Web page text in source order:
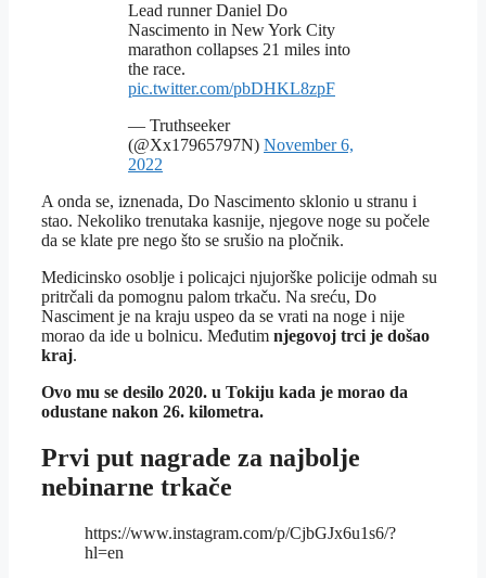
Lead runner Daniel Do
Nascimento in New York City
marathon collapses 21 miles into
the race.
pic.twitter.com/pbDHKL8zpF
— Truthseeker
(@Xx17965797N) November 6,
2022
A onda se, iznenada, Do Nascimento sklonio u stranu i
stao. Nekoliko trenutaka kasnije, njegove noge su počele
da se klate pre nego što se srušio na pločnik.
Medicinsko osoblje i policajci njujorške policije odmah su
pritrčali da pomognu palom trkaču. Na sreću, Do
Nasciment je na kraju uspeo da se vrati na noge i nije
morao da ide u bolnicu. Međutim njegovoj trci je došao
kraj.
Ovo mu se desilo 2020. u Tokiju kada je morao da
odustane nakon 26. kilometra.
Prvi put nagrade za najbolje
nebinarne trkače
https://www.instagram.com/p/CjbGJx6u1s6/?
hl=en